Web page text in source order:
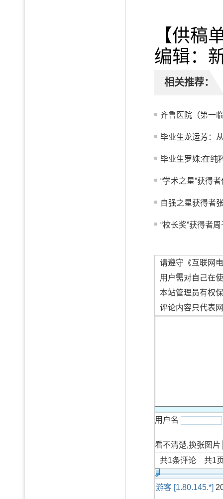
【供
编辑：
相关推荐：
齐鲁医院（第一
毕业生龙运芳：
毕业生罗姝:在纯
“学术之星”获得
自强之星获得者
“校长奖”获得者
请遵守《互联网
用户需对自己在
本站管理员有权
评论内容只代表
用户名
看不清楚,换张图片
共1条评论 共1
游客 [1.80.145.*]